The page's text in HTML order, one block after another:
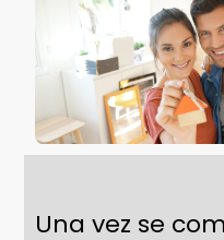
Una vez se